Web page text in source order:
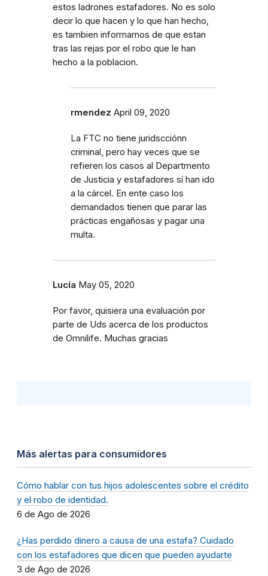
estos ladrones estafadores. No es solo
decir lo que hacen y lo que han hecho,
es tambien informarnos de que estan
tras las rejas por el robo que le han
hecho a la poblacion.
rmendez April 09, 2020
La FTC no tiene juridscciónn
criminal, pero hay veces que se
refieren los casos al Departmento
de Justicia y estafadores sí han ido
a la cárcel. En ente caso los
demandados tienen que parar las
prácticas engañosas y pagar una
multa.
Lucía May 05, 2020
Por favor, quisiera una evaluación por
parte de Uds acerca de los productos
de Omnilife. Muchas gracias
Más alertas para consumidores
Cómo hablar con tus hijos adolescentes sobre el crédito
y el robo de identidad.
6 de Ago de 2026
¿Has perdido dinero a causa de una estafa? Cuidado
con los estafadores que dicen que pueden ayudarte
3 de Ago de 2026